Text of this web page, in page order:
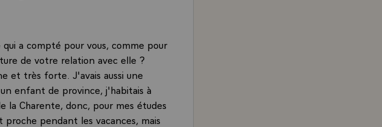
a compté pour vous, comme pour
de votre relation avec elle ?
et très forte. J'avais aussi une
enfant de province, j'habitais à
Charente, donc, pour mes études
pendant les vacances, mais